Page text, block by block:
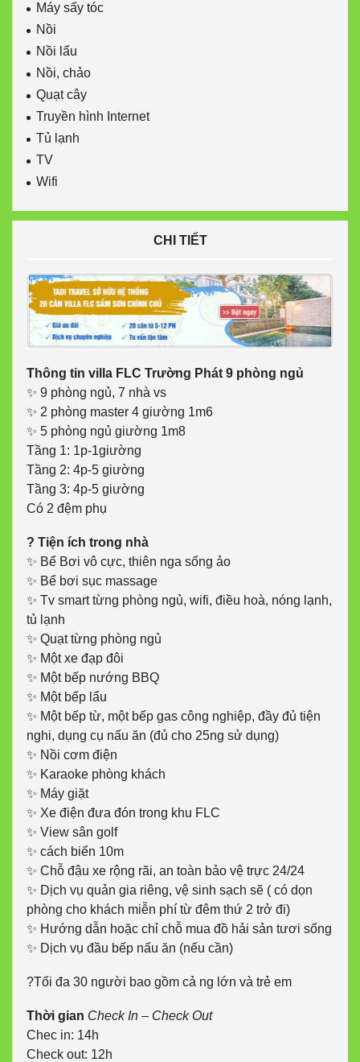
Máy sấy tóc
Nồi
Nồi lẩu
Nồi, chảo
Quạt cây
Truyền hình Internet
Tủ lạnh
TV
Wifi
CHI TIẾT
Thông tin villa FLC Trường Phát 9 phòng ngủ
✨ 9 phòng ngủ, 7 nhà vs
✨ 2 phòng master 4 giường 1m6
✨ 5 phòng ngủ giường 1m8
Tầng 1: 1p-1giường
Tầng 2: 4p-5 giường
Tầng 3: 4p-5 giường
Có 2 đệm phụ
? Tiện ích trong nhà
✨ Bể Bơi vô cực, thiên nga sống ảo
✨ Bể bơi sục massage
✨ Tv smart từng phòng ngủ, wifi, điều hoà, nóng lạnh,
tủ lạnh
✨ Quạt từng phòng ngủ
✨ Một xe đạp đôi
✨ Một bếp nướng BBQ
✨ Một bếp lẩu
✨ Một bếp từ, một bếp gas công nghiệp, đầy đủ tiện
nghi, dụng cụ nấu ăn (đủ cho 25ng sử dụng)
✨ Nồi cơm điện
✨ Karaoke phòng khách
✨ Máy giặt
✨ Xe điện đưa đón trong khu FLC
✨ View sân golf
✨ cách biển 10m
✨ Chỗ đậu xe rộng rãi, an toàn bảo vệ trực 24/24
✨ Dịch vụ quản gia riêng, vệ sinh sạch sẽ ( có dọn
phòng cho khách miễn phí từ đêm thứ 2 trở đi)
✨ Hướng dẫn hoặc chỉ chỗ mua đồ hải sản tươi sống
✨ Dịch vụ đầu bếp nấu ăn (nếu cần)
?Tối đa 30 người bao gồm cả ng lớn và trẻ em
Thời gian Check In – Check Out
Chec in: 14h
Check out: 12h